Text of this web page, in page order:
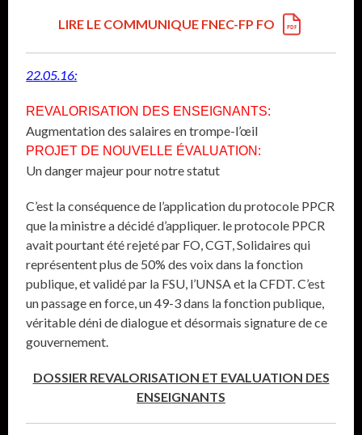
LIRE LE COMMUNIQUE FNEC-FP FO
22.05.16:
REVALORISATION DES ENSEIGNANTS:
Augmentation des salaires en trompe-l’œil
PROJET DE NOUVELLE ÉVALUATION:
Un danger majeur pour notre statut
C’est la conséquence de l’application du protocole PPCR
que la ministre a décidé d’appliquer. le protocole PPCR
avait pourtant été rejeté par FO, CGT, Solidaires qui
représentent plus de 50% des voix dans la fonction
publique, et validé par la FSU, l’UNSA et la CFDT. C’est
un passage en force, un 49-3 dans la fonction publique,
véritable déni de dialogue et désormais signature de ce
gouvernement.
DOSSIER REVALORISATION ET EVALUATION DES
ENSEIGNANTS